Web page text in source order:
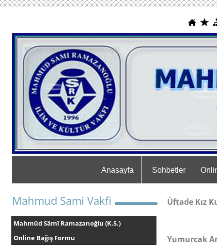
Anasayfa Sohbetler
Mahmud Sami Vakfi
Mahmûd Sâmî Ramazanoğlu (K.S.)
Online Bağış Formu
Üftade Kız
Yumurcak